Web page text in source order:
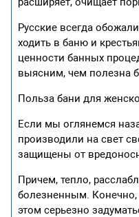
Русские всегда
ходить в баню и
ценности банных
выясним, чем полезна
Польза бани для
Если мы оглянемся
производили на свет
защищены от
Причем, тепло,
болезненным. Конечно,
этом серьезно